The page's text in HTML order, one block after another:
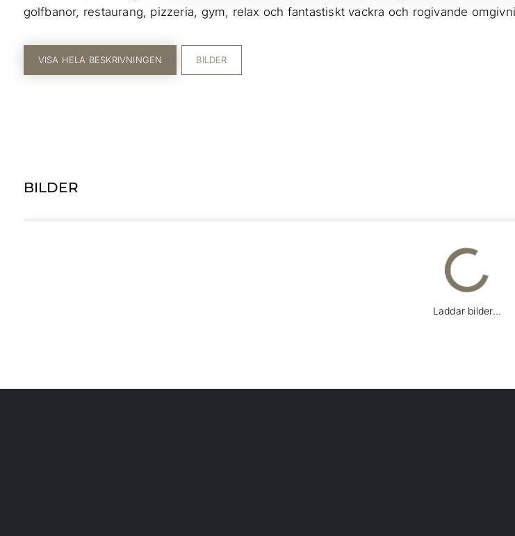
golfbanor, restaurang, pizzeria, gym, relax och fantastiskt vackra och rogivande
VISA HELA BESKRIVNINGEN BILDER
BILDER
Laddar bilder...